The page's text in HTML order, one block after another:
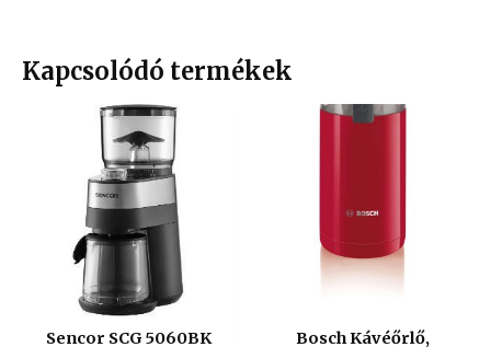
Kapcsolódó termékek
Sencor SCG 5060BK
Bosch Kávéőrlő,